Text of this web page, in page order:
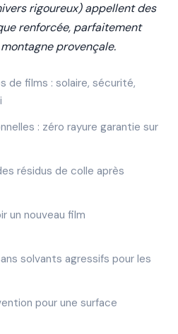
rigoureux) appellent des
renforcée, parfaitement
provençale.
de films : solaire, sécurité,
: zéro rayure garantie sur
résidus de colle après
un nouveau film
solvants agressifs pour les
pour une surface